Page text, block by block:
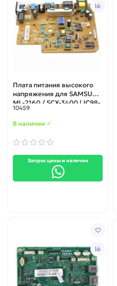
Плата питания высокого
напряжения для SAMSUNG
ML-2160 / SCX-3400 (JC98-
02555A / JC44-00209A)
10459
В наличии ✓
Запрос цены и наличия